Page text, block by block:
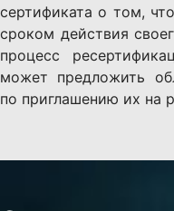
сертификата о том,
сроком действия
процесс
может предложить
по приглашению их на